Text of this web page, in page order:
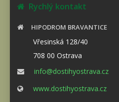
Rychlý kontakt
HIPODROM BRAVANTICE
Vřesinská 128/40
708 00 Ostrava
info@dostihyostrava.cz
www.dostihyostrava.cz